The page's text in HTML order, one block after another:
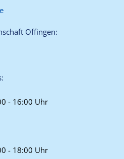
Offingen:
- 16:00 Uhr
- 18:00 Uhr